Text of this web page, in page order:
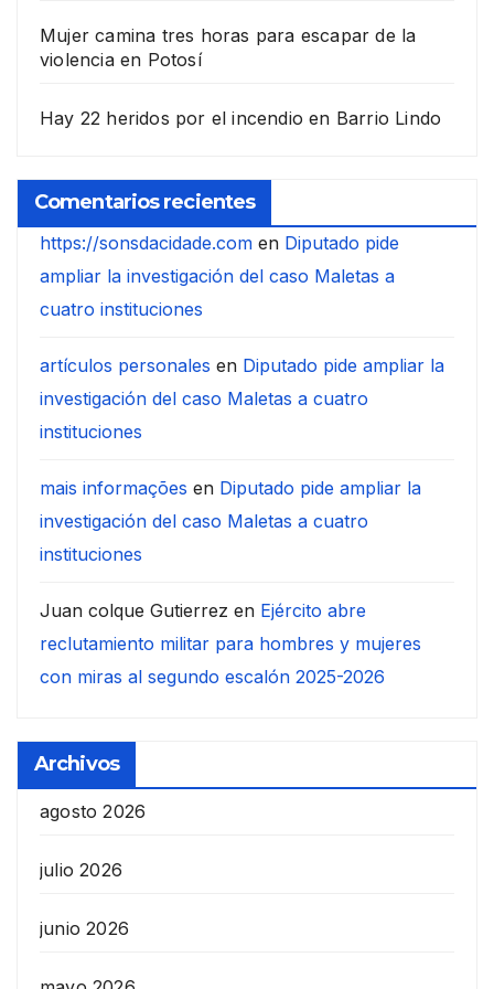
Mujer camina tres horas para escapar de la
violencia en Potosí
Hay 22 heridos por el incendio en Barrio Lindo
Comentarios recientes
https://sonsdacidade.com en Diputado pide
ampliar la investigación del caso Maletas a
cuatro instituciones
artículos personales en Diputado pide ampliar la
investigación del caso Maletas a cuatro
instituciones
mais informações en Diputado pide ampliar la
investigación del caso Maletas a cuatro
instituciones
Juan colque Gutierrez en Ejército abre
reclutamiento militar para hombres y mujeres
con miras al segundo escalón 2025-2026
Archivos
agosto 2026
julio 2026
junio 2026